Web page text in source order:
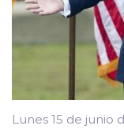
Lunes 15 de junio